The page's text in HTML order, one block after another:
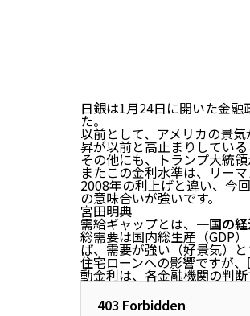
日銀は1月24日に開いた金
た。
以前として、アメリカの景
昇が以前と高止まりしてい
その他にも、トランプ大統
またこの金利水準は、リー
2008年の利上げと違い、今
の意味合いが強いです。
宮田明典
需給ギャップとは、 一国の
総需要は国内総生産（GDP
ば、需要が強い（好景気）
住宅ローンへの影響ですが
動金利は、各金融機関の判断
403 Forbidden